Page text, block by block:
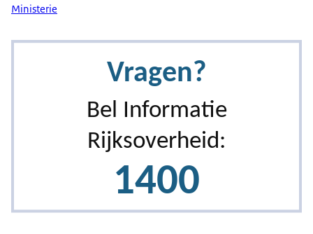
Ministerie